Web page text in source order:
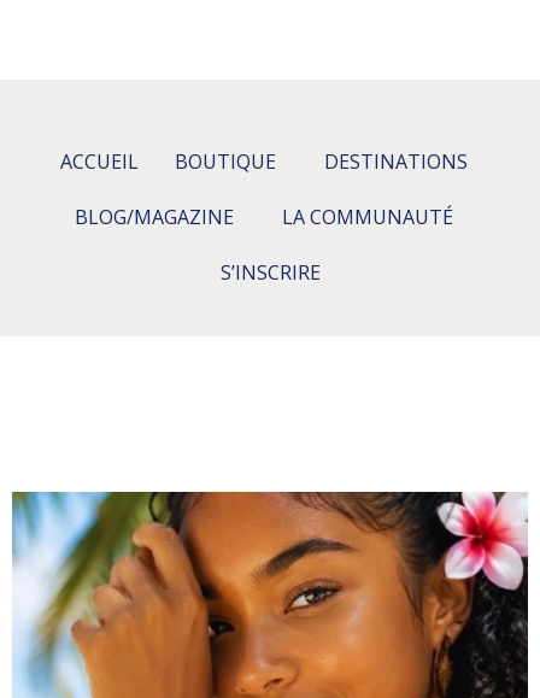
ACCUEIL BOUTIQUE DESTINATIONS
BLOG/MAGAZINE LA COMMUNAUTÉ
S’INSCRIRE